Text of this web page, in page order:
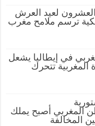
لعيد العرش
ترسم ملامح مغرب
في إيطاليا يشعل
المغربية تتحرك
المغربي أصبح يملك
المخالفة